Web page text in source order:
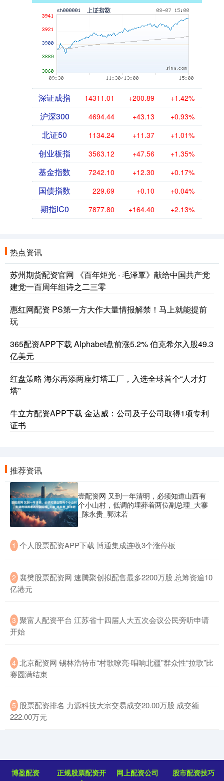
深证成指 14311.01 +200.89 +1.42%
沪深300 4694.44 +43.13 +0.93%
北证50 1134.24 +11.37 +1.01%
创业板指 3563.12 +47.56 +1.35%
基金指数 7242.10 +12.30 +0.17%
国债指数 229.69 +0.10 +0.04%
期指IC0 7877.80 +164.40 +2.13%
热点资讯
苏州期货配资官网 《百年炬光 · 毛泽覃》献给中国共产党
建党一百周年组诗之二三零
惠红网配资 PS第一方大作大量情报解禁！马上就能提前
玩
365配资APP下载 Alphabet盘前涨5.2% 伯克希尔入股49.3
亿美元
红盘策略 海尔再添两座灯塔工厂，入选全球首个“人才灯
塔”
牛立方配资APP下载 金达威：公司及子公司取得1项专利
证书
推荐资讯
壹配资网 又到一年清明，必须知道山西有
个小山村，低调的埋葬着两位副总理_大寨
_陈永贵_郭沫若
1 ​个人股票配资APP下载 博通集成连收3个涨停板
2 ​襄樊股票配资网 速腾聚创拟配售最多2200万股 总筹资逾10
亿港元
3 ​聚富人配资平台 江苏省十四届人大五次会议公民旁听申请
开始
4 ​北京配资网 锡林浩特市“村歌嘹亮·唱响北疆”群众性“拉歌”比
赛圆满结束
5 ​股票配资排名 力源科技大宗交易成交20.00万股 成交额
222.00万元
博盈配资
正规股票配资开
网上配资公司 股市配资技巧